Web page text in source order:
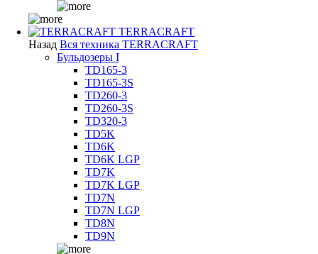
TERRACRAFT
Назад Вся техника TERRACRAFT
Бульдозеры I
TD165-3
TD165-3S
TD260-3
TD260-3S
TD320-3
TD5K
TD6K
TD6K LGP
TD7K
TD7K LGP
TD7N
TD7N LGP
TD8N
TD9N